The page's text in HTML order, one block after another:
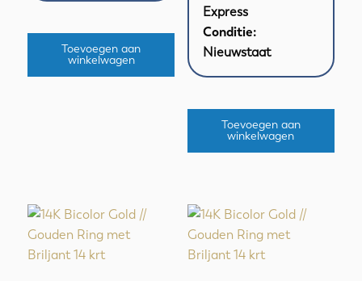
Toevoegen aan
winkelwagen
Express
Conditie:
Nieuwstaat
Toevoegen aan
winkelwagen